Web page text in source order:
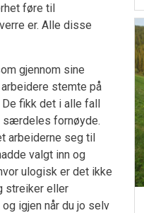
føre til
er. Alle disse
gjennom sine
stemte på
De fikk det i alle fall
særdeles fornøyde.
arbeiderne seg til
valgt inn og
ulogisk er det ikke
streiker eller
igjen når du jo selv